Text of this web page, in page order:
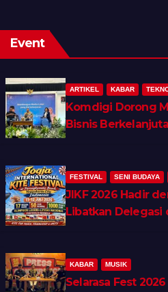
Event
ARTIKEL KABAR
Komdigi Dorong
Bisnis
FESTIVAL SENI BUDAYA
JIKF 2026 Hadir
Libatkan Delegasi
KABAR MUSIK
Selarasa Fest